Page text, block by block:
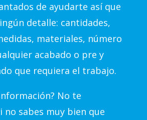
de ayudarte así que
detalle: cantidades,
materiales, número
acabado o pre y
que requiera el trabajo.
No te
no sabes muy bien que